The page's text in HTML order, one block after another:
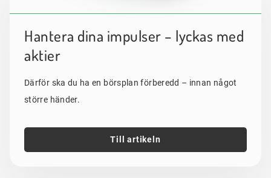
Hantera dina impulser – lyckas med
aktier
Därför ska du ha en börsplan förberedd – innan något
större händer.
Till artikeln